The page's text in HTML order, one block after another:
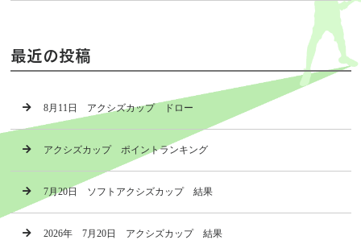
最近の投稿
8月11日 アクシズカップ ドロー
アクシズカップ ポイントランキング
7月20日 ソフトアクシズカップ 結果
2026年 7月20日 アクシズカップ 結果